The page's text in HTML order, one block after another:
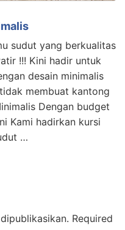
sudut yang berkualitas
!!! Kini hadir untuk
desain minimalis
membuat kantong
Dengan budget
Kami hadirkan kursi
…
Required